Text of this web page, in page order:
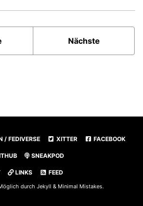
Nächste
/ FEDIVERSE XITTER FACEBOOK
SNEAKPOD
LINKS FEED
durch Jekyll & Minimal Mistakes.